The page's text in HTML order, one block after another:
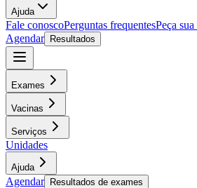
Ajuda
Fale conoscoPerguntas frequentesPeça
Agendar
Resultados
Exames
Vacinas
Serviços
Unidades
Ajuda
Agendar Resultados de exames